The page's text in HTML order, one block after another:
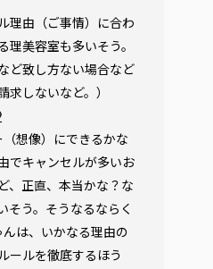
理由（ご事情）に合わ
理美容室も多いそう。
ど致し方ない場合など
求しないなど。）
想像）にできるかな
でキャンセルが多いお
、正直、本当かな？な
そう。そうなるならく
は、いかなる理由の
ールを徹底するほう